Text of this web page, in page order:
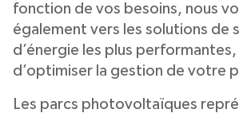
fonction de vos besoins, nous
également vers les solutions de
d’énergie les plus performantes,
d’optimiser la gestion de votre
Les parcs photovoltaïques